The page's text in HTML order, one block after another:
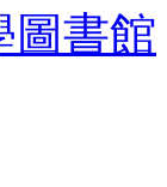
圖書館